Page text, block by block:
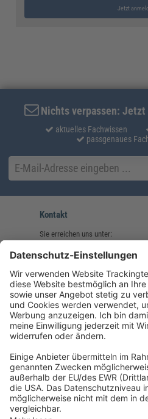
Jetzt
Nichts verpassen:
aktuelles Fachwissen
passgenaues
Kontakt
Sie erreichen uns unter:
(08233) 38 11 23
service@forum-verlag.com
Mo-Do 07:30 - 17:00 Uhr
Fr 07:30 - 15:00 Uhr
Folgen Sie uns
Impressum